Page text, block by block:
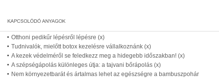
Otthoni pedikűr lépésről lépésre (x)
Tudnivalók, mielőtt botox kezelésre vállalkoznánk (x)
A kezek védelméről se feledkezz meg a hidegebb időszakban! (x)
A szépségápolás különleges útja: a tajvani bőrápolás (x)
Nem környezetbarát és ártalmas lehet az egészségre a bambuszpohár